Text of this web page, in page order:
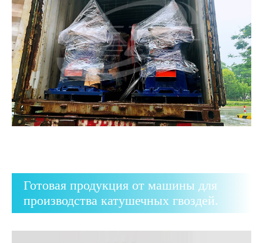
Готовая продукция от машины для
производства катушечных гвоздей.